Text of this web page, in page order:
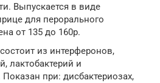
Выпускается в виде
для перорального
от 135 до 160р.
из интерферонов,
лактобактерий и
Показан при: дисбактериозах,